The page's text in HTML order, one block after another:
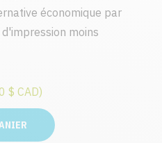
économique par
moins
$ CAD)